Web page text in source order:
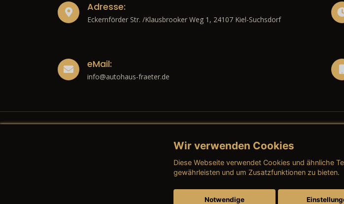
Adresse:
Eckernförder Str. /Klausbrooker Weg 1, 24107 Kiel-Suchsdorf
eMail:
info@autohaus-fraeter.de
Rechtliches
→ Impressum
→ AGB
Wir verwenden Cookies
Diese Webseite verwendet Cookies und ähnliche
gewährleisten und um Zusatzfunktionen zu bieten.
Notwendige